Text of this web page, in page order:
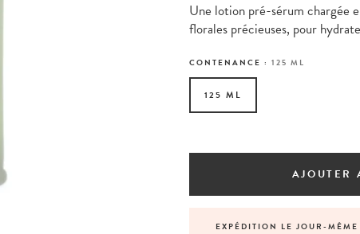
Une lotion pré-sérum chargée
florales précieuses, pour
CONTENANCE : 125 ML
125 ML
AJOUTER
EXPÉDITION LE JOUR-